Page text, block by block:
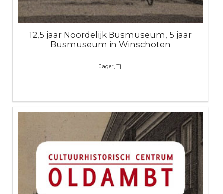
12,5 jaar Noordelijk Busmuseum, 5 jaar
Busmuseum in Winschoten
Jager, Tj.